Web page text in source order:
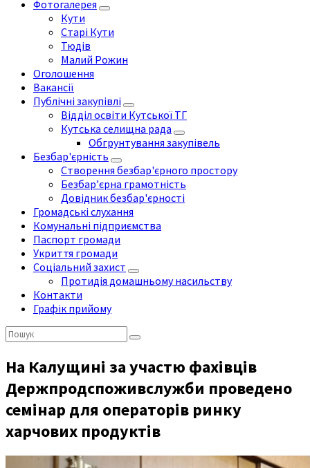
Фотогалерея
Кути
Старі Кути
Тюдів
Малий Рожин
Оголошення
Вакансії
Публічні закупівлі
Відділ освіти Кутської ТГ
Кутська селищна рада
Обгрунтування закупівель
Безбар'єрність
Створення безбар'єрного простору
Безбар’єрна грамотність
Довідник безбар'єрності
Громадські слухання
Комунальні підприємства
Паспорт громади
Укриття громади
Соціальний захист
Протидія домашньому насильству
Контакти
Графік прийому
Пошук:
На Калущині за участю фахівців
Держпродспоживслужби проведено
семінар для операторів ринку
харчових продуктів